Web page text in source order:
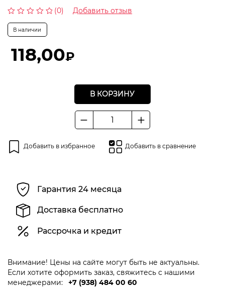
из
(0) Добавить отзыв
В наличии
118,00₽
Количество
Губка
для
четырёхсторонняя,
100x68x26
В КОРЗИНУ
Добавить в избранное Добавить в сравнение
Гарантия 24 месяца
Доставка бесплатно
Рассрочка и кредит
Внимание! Цены на сайте могут быть не актуальны.
Если хотите оформить заказ, свяжитесь с нашими
менеджерами:
+7 (938) 484 00 60